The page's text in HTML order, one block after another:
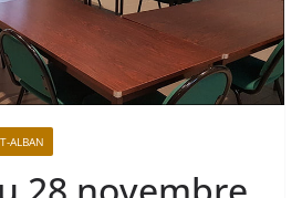
ALBAN